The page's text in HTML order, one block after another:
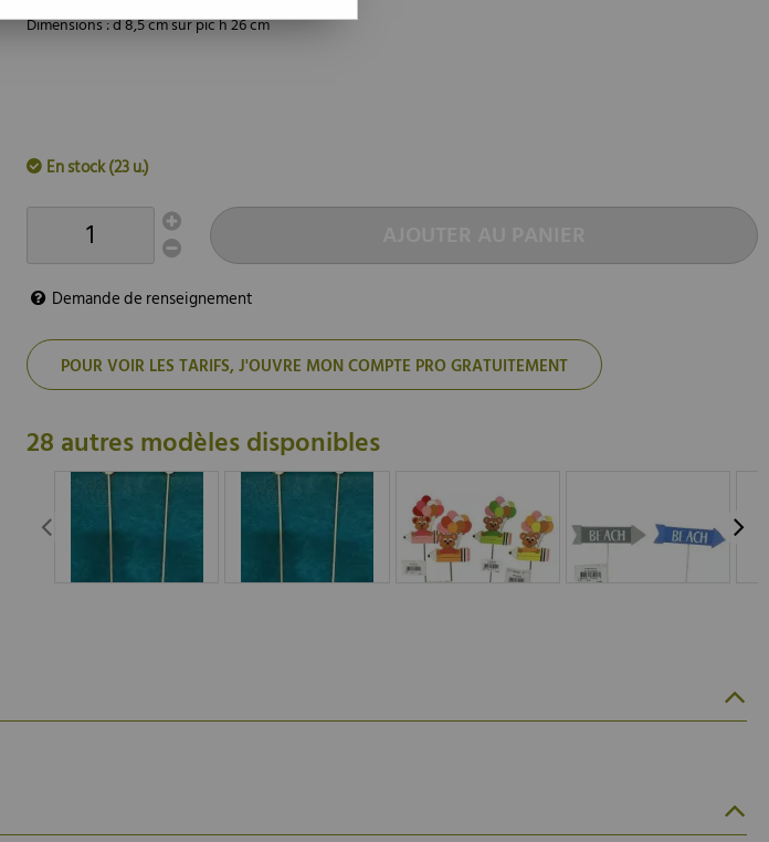
Dimensions : d 8,5 cm sur pic h 26 cm
En stock (23 u.)
Demande de renseignement
POUR VOIR LES TARIFS, J'OUVRE MON COMPTE PRO GRATUITEMENT
28 autres modèles disponibles